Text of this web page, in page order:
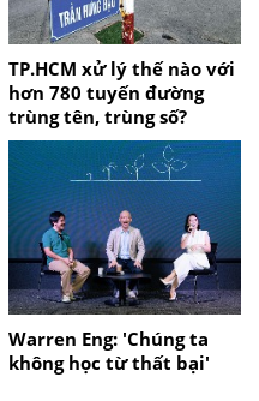
TP.HCM xử lý thế nào với
hơn 780 tuyến đường
trùng tên, trùng số?
Warren Eng: 'Chúng ta
không học từ thất bại'